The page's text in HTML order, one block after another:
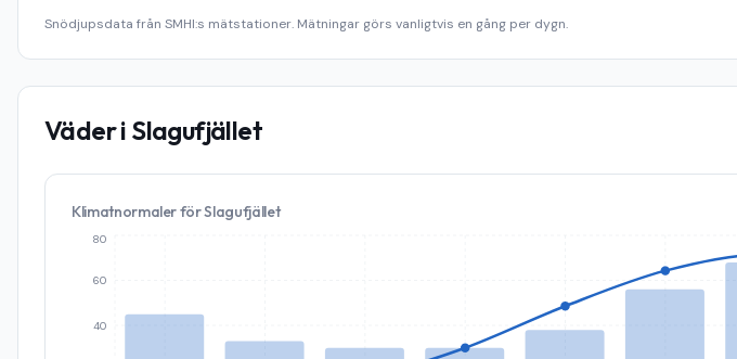
Snödjupsdata från SMHI:s mätstationer. Mätningar görs vanligtvis en gång per dygn.
Väder i Slagufjället
Klimatnormaler förSlagufjället
40
60
80